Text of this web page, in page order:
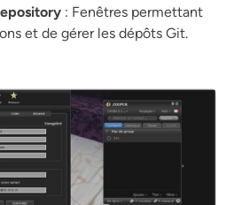
: Fenêtres permettant
et de gérer les dépôts Git.